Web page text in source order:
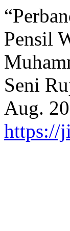
Pensil
Seni
Aug.
https://